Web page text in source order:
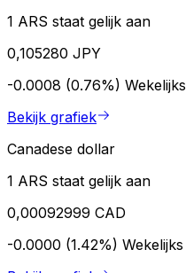
1 ARS staat gelijk aan
0,105280 JPY
-0.0008 (0.76%) Wekelijks
Bekijk grafiek
Canadese dollar
1 ARS staat gelijk aan
0,00092999 CAD
-0.0000 (1.42%) Wekelijks